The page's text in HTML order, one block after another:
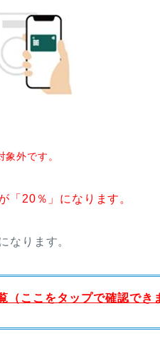
外です。
「20％」になります。
なります。
（ここをタップで確認でき